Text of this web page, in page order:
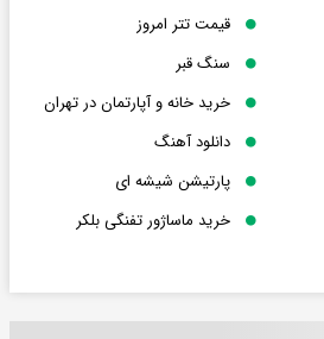
قیمت تتر امروز
سنگ قبر
خرید خانه و آپارتمان در تهران
دانلود آهنگ
پارتیشن شیشه ای
خرید ماساژور تفنگی بلکر